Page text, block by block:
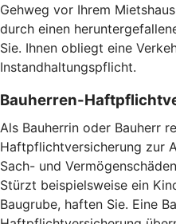
Gehweg vor Ihrem
durch einen
Sie. Ihnen obliegt eine
Instandhaltungspflicht.
Bauherren-
Als Bauherrin oder Bauherr
Haftpflichtversicherung zur
Sach- und
Stürzt beispielsweise ein
Baugrube, haften Sie. Eine